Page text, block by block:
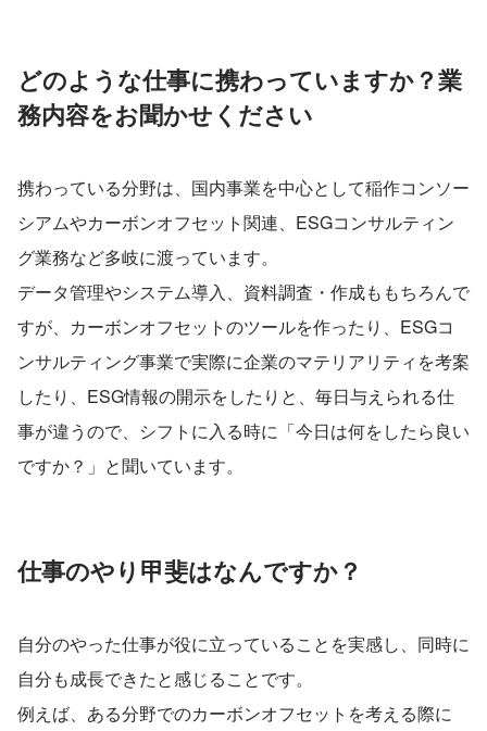
どのような仕事に携わっていますか？業
務内容をお聞かせください
携わっている分野は、国内事業を中心として稲作コンソー
シアムやカーボンオフセット関連、ESGコンサルティン
グ業務など多岐に渡っています。
データ管理やシステム導入、資料調査・作成ももちろんで
すが、カーボンオフセットのツールを作ったり、ESGコ
ンサルティング事業で実際に企業のマテリアリティを考案
したり、ESG情報の開示をしたりと、毎日与えられる仕
事が違うので、シフトに入る時に「今日は何をしたら良い
ですか？」と聞いています。
仕事のやり甲斐はなんですか？
自分のやった仕事が役に立っていることを実感し、同時に
自分も成長できたと感じることです。
例えば、ある分野でのカーボンオフセットを考える際に